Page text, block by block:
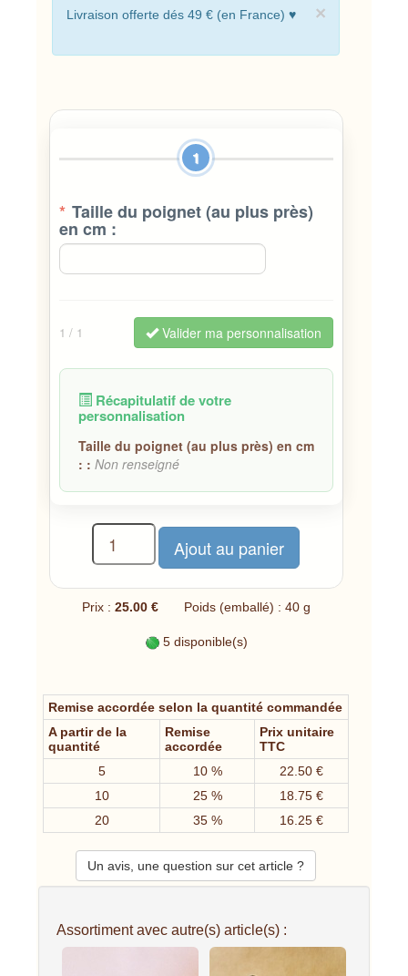
×
Livraison offerte dés 49 € (en France) ♥
1
* Taille du poignet (au plus près)
en cm :
1 / 1 Valider ma personnalisation
Récapitulatif de votre
personnalisation
Taille du poignet (au plus près) en cm
: : Non renseigné
Prix : 25.00 € Poids (emballé) : 40 g
5 disponible(s)
Remise accordée selon la quantité commandée
A partir de la
quantité
Remise
accordée
Prix unitaire
TTC
5
10 %
22.50 €
10
25 %
18.75 €
20
35 % 16.25 €
Un avis, une question sur cet article ?
Assortiment avec autre(s) article(s) :